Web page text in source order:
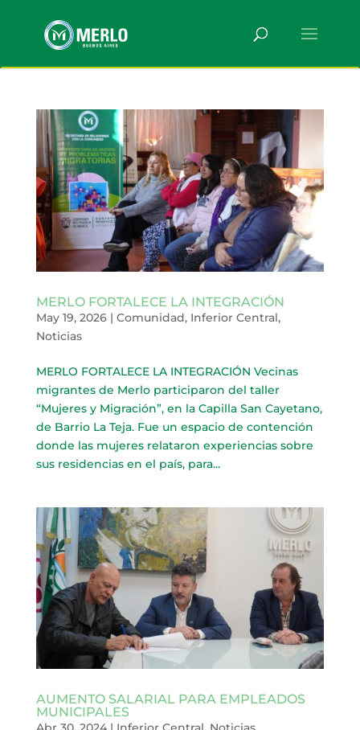
MERLO FORTALECE LA INTEGRACIÓN
May 19, 2026| Comunidad, Inferior Central,
Noticias
MERLO FORTALECE LA INTEGRACIÓN Vecinas
migrantes de Merlo participaron del taller
“Mujeres y Migración”, en la Capilla San Cayetano,
de Barrio La Teja. Fue un espacio de contención
donde las mujeres relataron experiencias sobre
sus residencias en el país, para...
AUMENTO SALARIAL PARA EMPLEADOS
MUNICIPALES